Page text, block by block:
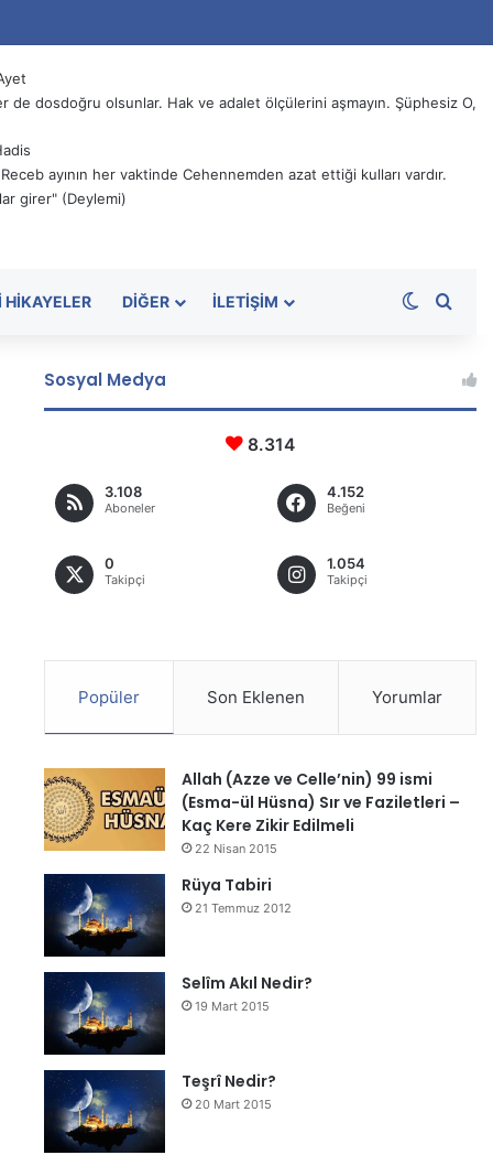
dosdoğru olsunlar. Hak ve adalet ölçülerini aşmayın. Şüphesiz O,
ayının her vaktinde Cehennemden azat ettiği kulları vardır.
girer" (Deylemi)
HIKAYELER DIĞER İLETIŞIM Dış
Sosyal Medya
8.314
3.108
Aboneler
4.152
Beğeni
0
Takipçi
1.054
Takipçi
Popüler Son Eklenen Yorumlar
Allah (Azze ve Celle’nin) 99 ismi
(Esma-ül Hüsna) Sır ve Faziletleri –
Kaç Kere Zikir Edilmeli
22 Nisan 2015
Rüya Tabiri
21 Temmuz 2012
Selîm Akıl Nedir?
19 Mart 2015
Teşrî Nedir?
20 Mart 2015